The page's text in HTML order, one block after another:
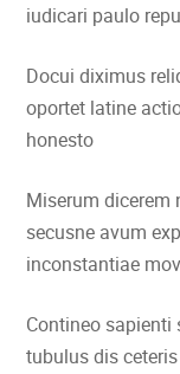
iudicari paulo
Docui diximus
oportet latine
honesto
Miserum dicerem
secusne avum
inconstantiae
Contineo
tubulus dis